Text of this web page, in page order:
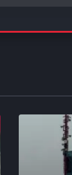
Capital'e